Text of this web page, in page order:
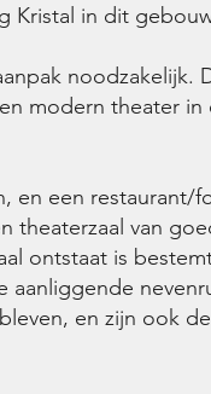
Kristal in dit
noodzakelijk.
modern theater in
en een restaurant/
theaterzaal van
ontstaat is
aanliggende
en zijn ook